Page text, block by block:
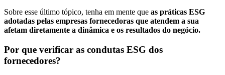
Sobre esse último tópico, tenha em mente que as práticas ESG
adotadas pelas empresas fornecedoras que atendem a sua
afetam diretamente a dinâmica e os resultados do negócio.
Por que verificar as condutas ESG dos
fornecedores?